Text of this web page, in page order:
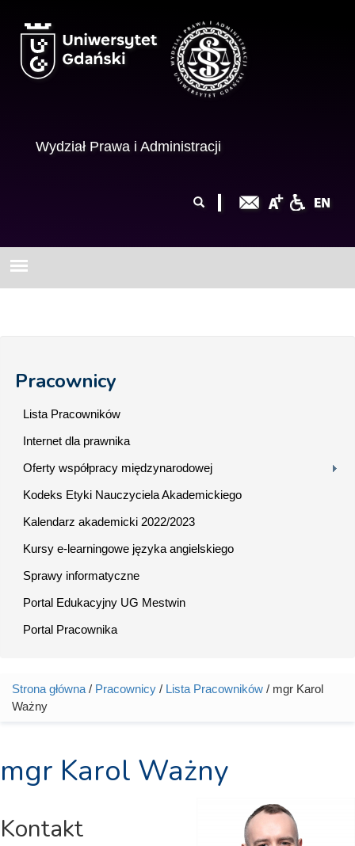
Wydział Prawa i Administracji
wyszukiwania
Pracownicy
Lista Pracowników
Internet dla prawnika
Oferty współpracy międzynarodowej
Kodeks Etyki Nauczyciela Akademickiego
Kalendarz akademicki 2022/2023
Kursy e-learningowe języka angielskiego
Sprawy informatyczne
Portal Edukacyjny UG Mestwin
Portal Pracownika
Jesteś tutaj
Strona główna / Pracownicy / Lista Pracowników / mgr Karol
Ważny
mgr Karol Ważny
Kontakt